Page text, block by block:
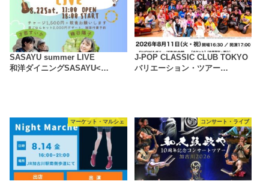
SASAYU summer LIVE
和洋ダイニングSASAYU<…
J-POP CLASSIC CLUB TOKYO
バリエーション・ツアー…
マーケット・マルシェ コンサート・ライブ